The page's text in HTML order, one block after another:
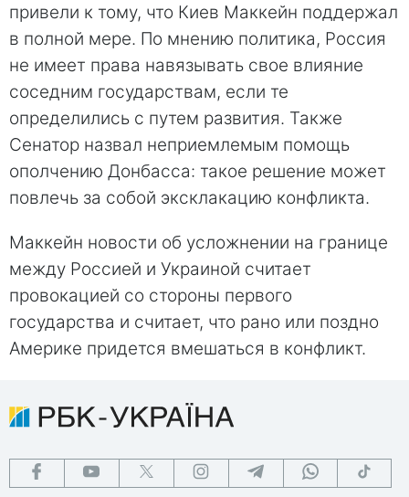
привели к тому, что Киев Маккейн поддержал
в полной мере. По мнению политика, Россия
не имеет права навязывать свое влияние
соседним государствам, если те
определились с путем развития. Также
Сенатор назвал неприемлемым помощь
ополчению Донбасса: такое решение может
повлечь за собой эксклакацию конфликта.
Маккейн новости об усложнении на границе
между Россией и Украиной считает
провокацией со стороны первого
государства и считает, что рано или поздно
Америке придется вмешаться в конфликт.